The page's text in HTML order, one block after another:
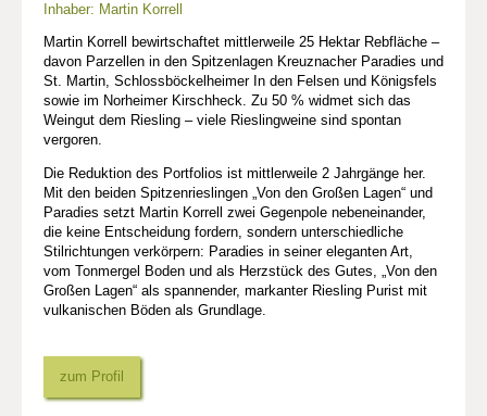
Inhaber: Martin Korrell
Martin Korrell bewirtschaftet mittlerweile 25 Hektar Rebfläche –
davon Parzellen in den Spitzenlagen Kreuznacher Paradies und
St. Martin, Schlossböckelheimer In den Felsen und Königsfels
sowie im Norheimer Kirschheck. Zu 50 % widmet sich das
Weingut dem Riesling – viele Rieslingweine sind spontan
vergoren.
Die Reduktion des Portfolios ist mittlerweile 2 Jahrgänge her.
Mit den beiden Spitzenrieslingen „Von den Großen Lagen“ und
Paradies setzt Martin Korrell zwei Gegenpole nebeneinander,
die keine Entscheidung fordern, sondern unterschiedliche
Stilrichtungen verkörpern: Paradies in seiner eleganten Art,
vom Tonmergel Boden und als Herzstück des Gutes, „Von den
Großen Lagen“ als spannender, markanter Riesling Purist mit
vulkanischen Böden als Grundlage.
zum Profil